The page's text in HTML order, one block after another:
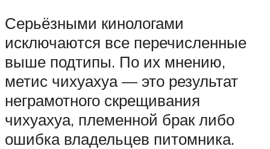
Серьёзными кинологами
исключаются все перечисленные
выше подтипы. По их мнению,
метис чихуахуа — это результат
неграмотного скрещивания
чихуахуа, племенной брак либо
ошибка владельцев питомника.